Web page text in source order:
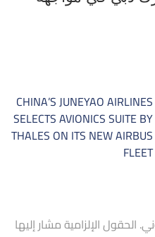
CHINA’S JUNEYAO AIRLINES
SELECTS AVIONICS SUITE BY
THALES ON ITS NEW AIRBUS
FLEET
الحقول الإلزامية مشار إليها